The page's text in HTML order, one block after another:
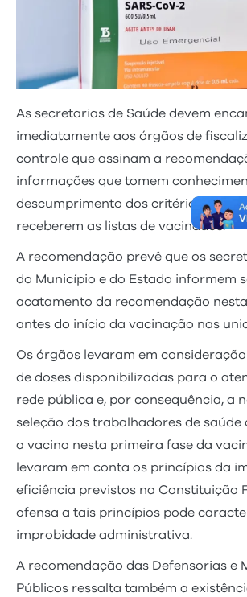
As secretarias de Saúde devem
imediatamente aos órgãos de
controle que assinam a
informações que tomem
descumprimento dos critérios de
receberem as listas de vacinados.
A recomendação prevê que os
do Município e do Estado informem
acatamento da recomendação
antes do início da vacinação nas
Os órgãos levaram em
de doses disponibilizadas para o
rede pública e, por consequência, a
seleção dos trabalhadores de saúde
a vacina nesta primeira fase da
levaram em conta os princípios da
eficiência previstos na Constituição
ofensa a tais princípios pode
improbidade administrativa.
A recomendação das Defensorias e
Públicos ressalta também a